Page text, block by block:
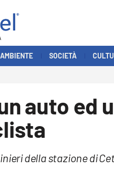
AMBIENTE SOCIETÀ
auto ed
della stazione di